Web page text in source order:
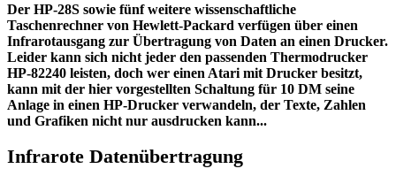
Der HP-28S sowie fünf weitere wissenschaftliche
Taschenrechner von Hewlett-Packard verfügen über einen
Infrarotausgang zur Übertragung von Daten an einen Drucker.
Leider kann sich nicht jeder den passenden Thermodrucker
HP-82240 leisten, doch wer einen Atari mit Drucker besitzt,
kann mit der hier vorgestellten Schaltung für 10 DM seine
Anlage in einen HP-Drucker verwandeln, der Texte, Zahlen
und Grafiken nicht nur ausdrucken kann...
Infrarote Datenübertragung